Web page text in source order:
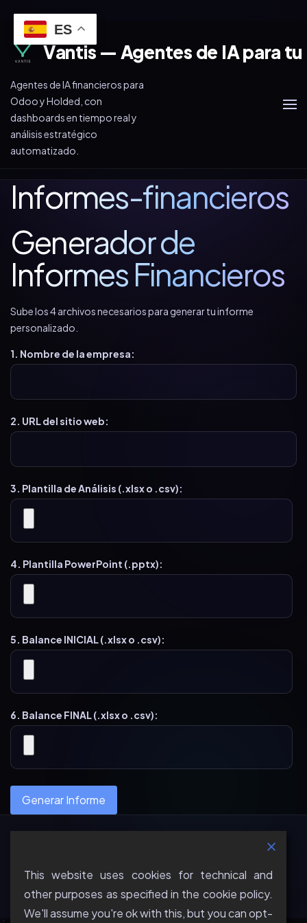
Vantis — Agentes de IA para tu
Agentes de IA financieros para
Odoo y Holded, con
dashboards en tiempo real y
análisis estratégico
automatizado.
Informes-financieros
Generador de
Informes Financieros
Sube los 4 archivos necesarios para generar tu informe
personalizado.
1. Nombre de la empresa:
2. URL del sitio web:
3. Plantilla de Análisis (.xlsx o .csv):
4. Plantilla PowerPoint (.pptx):
5. Balance INICIAL (.xlsx o .csv):
6. Balance FINAL (.xlsx o .csv):
Generar Informe
© 2026 Vantis by Uniasser Consulting S.L. — Todos los
derechos reservados.
News
This website uses cookies for technical and
other purposes as specified in the cookie policy.
We'll assume you're ok with this, but you can opt-
ES